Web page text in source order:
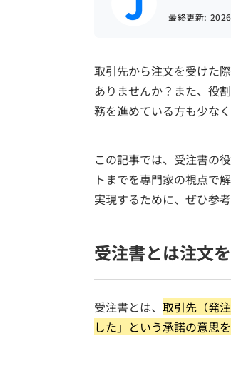
最終更新:
取引先から注文を受けた
ありませんか？また、役
務を進めている方も少なく
この記事では、受注書の
トまでを専門家の視点で
実現するために、ぜひ参
受注書とは注文
受注書とは、 取引先（発
した」という承諾の意思